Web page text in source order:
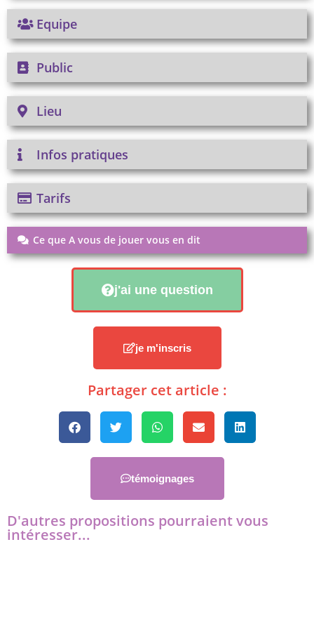
Equipe
Public
Lieu
Infos pratiques
Tarifs
Ce que A vous de jouer vous en dit
j'ai une question
je m'inscris
Partager cet article :
témoignages
D'autres propositions pourraient vous
intéresser...